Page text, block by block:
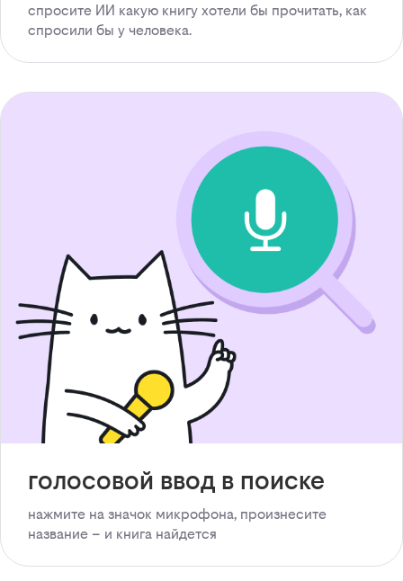
спросите ИИ какую книгу хотели бы прочитать, как
спросили бы у человека.
голосовой ввод в поиске
нажмите на значок микрофона, произнесите
название – и книга найдется